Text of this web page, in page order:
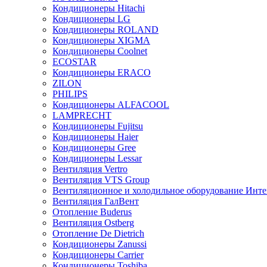
Кондиционеры Hitachi
Кондиционеры LG
Кондиционеры ROLAND
Кондиционеры XIGMA
Кондиционеры Coolnet
ECOSTAR
Кондиционеры ERACO
ZILON
PHILIPS
Кондиционеры ALFACOOL
LAMPRECHT
Кондиционеры Fujitsu
Кондиционеры Haier
Кондиционеры Gree
Кондиционеры Lessar
Вентиляция Vertro
Вентиляция VTS Group
Вентиляционное и холодильное оборудование
Вентиляция ГалВент
Отопление Buderus
Вентиляция Ostberg
Отопление De Dietrich
Кондиционеры Zanussi
Кондиционеры Carrier